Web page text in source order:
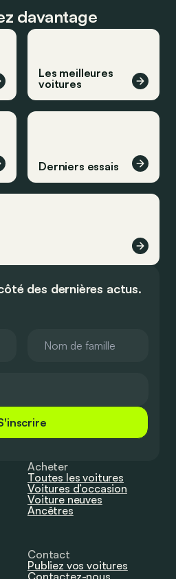
davantage
Les meilleures
voitures
Derniers essais
des dernières actus.
Acheter
Toutes les voitures
Voitures d’occasion
Voiture neuves
Ancêtres
Contact
Publiez vos voitures
Contactez-nous